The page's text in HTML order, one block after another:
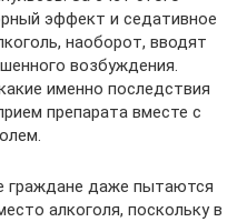
эффект и седативное
наоборот, вводят
возбуждения.
именно последствия
препарата вместе с
граждане даже пытаются
алкоголя, поскольку в